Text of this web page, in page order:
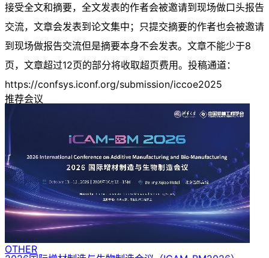
接受全文和摘要，全文发表的作者会被邀请到现场做口头报告
交流，文章会发表到论文集中；只提交摘要的作者也会被邀请
到现场做报告交流但是摘要本身不会发表。文章不能少于8
页，文章超过12页的部分将收取超页费用。投稿通道：
https://confsys.iconf.org/submission/iccoe2025
推荐会议
OTHER